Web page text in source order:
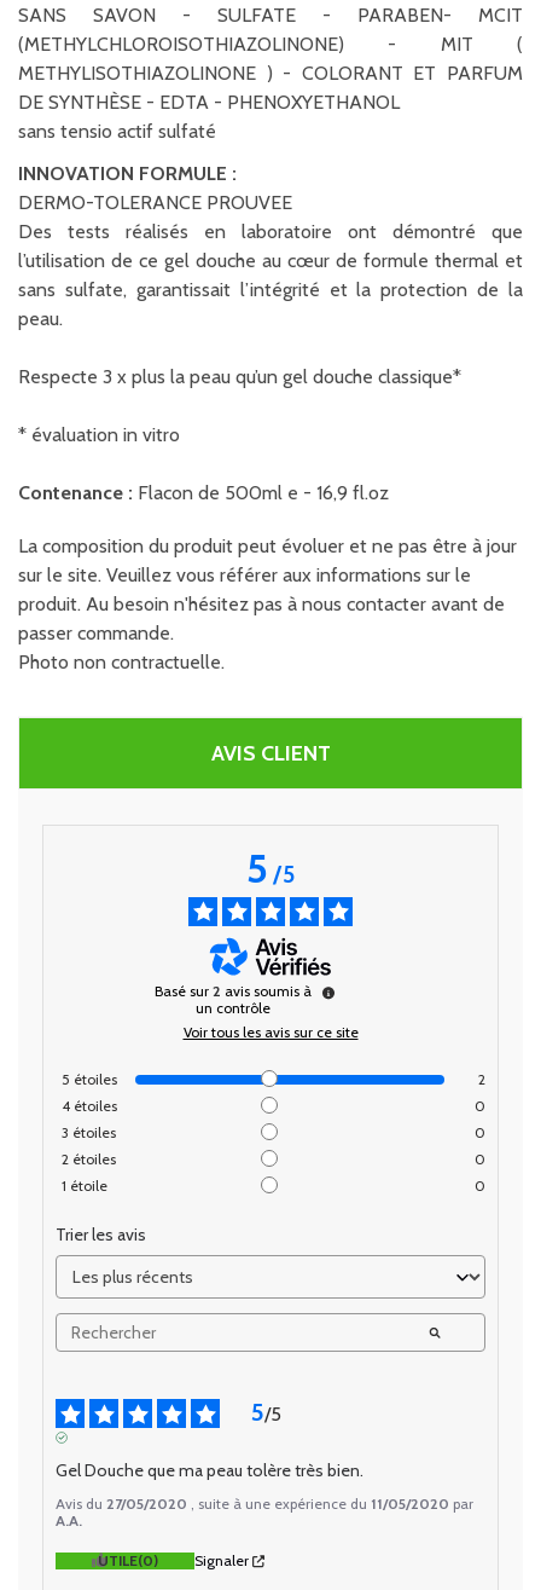
SANS SAVON - SULFATE - PARABEN- MCIT
(METHYLCHLOROISOTHIAZOLINONE) - MIT (
METHYLISOTHIAZOLINONE ) - COLORANT ET PARFUM
DE SYNTHÈSE - EDTA - PHENOXYETHANOL
sans tensio actif sulfaté
INNOVATION FORMULE :
DERMO-TOLERANCE PROUVEE
Des tests réalisés en laboratoire ont démontré que
l’utilisation de ce gel douche au cœur de formule thermal et
sans sulfate, garantissait l’intégrité et la protection de la
peau.
Respecte 3 x plus la peau qu’un gel douche classique*
* évaluation in vitro
Contenance : Flacon de 500ml e - 16,9 fl.oz
La composition du produit peut évoluer et ne pas être à jour
sur le site. Veuillez vous référer aux informations sur le
produit. Au besoin n'hésitez pas à nous contacter avant de
passer commande.
Photo non contractuelle.
AVIS CLIENT
5/5
Basé sur 2 avis soumis à
un contrôle
Voir tous les avis sur ce site
5 étoiles
2
4 étoiles
0
3 étoiles
0
2 étoiles
0
1 étoile 0
Trier les avis
5/5
Gel Douche que ma peau tolère très bien.
Avis du 27/05/2020 , suite à une expérience du 11/05/2020 par
A.A.
UTILE(0) Signaler